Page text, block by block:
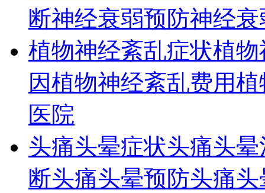
断神经衰弱预防神经
植物神经紊乱症状植物
因植物神经紊乱费用植
医院
头痛头晕症状头痛头
断头痛头晕预防头痛